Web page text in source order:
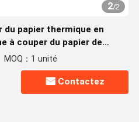
2/2
du papier thermique en
à couper du papier de
MOQ：1 unité
Contactez